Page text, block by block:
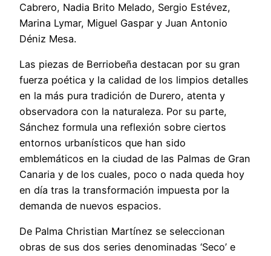
Cabrero, Nadia Brito Melado, Sergio Estévez,
Marina Lymar, Miguel Gaspar y Juan Antonio
Déniz Mesa.
Las piezas de Berriobeña destacan por su gran
fuerza poética y la calidad de los limpios detalles
en la más pura tradición de Durero, atenta y
observadora con la naturaleza. Por su parte,
Sánchez formula una reflexión sobre ciertos
entornos urbanísticos que han sido
emblemáticos en la ciudad de las Palmas de Gran
Canaria y de los cuales, poco o nada queda hoy
en día tras la transformación impuesta por la
demanda de nuevos espacios.
De Palma Christian Martínez se seleccionan
obras de sus dos series denominadas ‘Seco’ e